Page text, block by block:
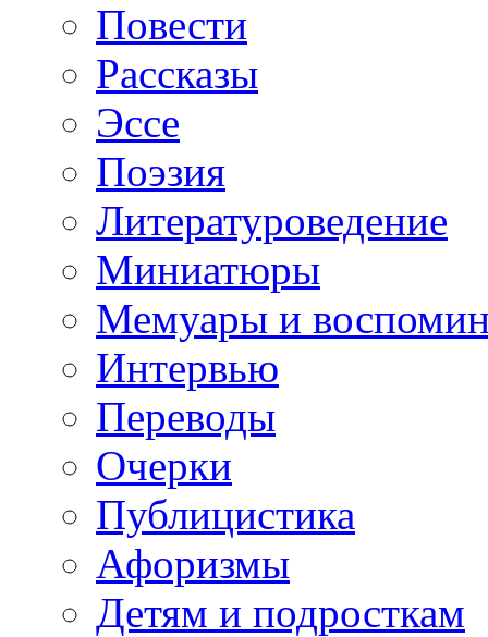
Повести
Рассказы
Эссе
Поэзия
Литературоведение
Миниатюры
Мемуары и
Интервью
Переводы
Очерки
Публицистика
Афоризмы
Детям и подросткам